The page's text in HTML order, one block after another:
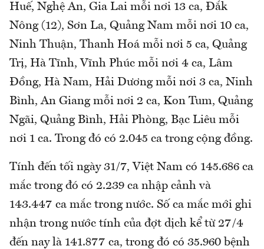
Huế, Nghệ An, Gia Lai mỗi nơi 13 ca, Đắk
Nông (12), Sơn La, Quảng Nam mỗi nơi 10 ca,
Ninh Thuận, Thanh Hoá mỗi nơi 5 ca, Quảng
Trị, Hà Tĩnh, Vĩnh Phúc mỗi nơi 4 ca, Lâm
Đồng, Hà Nam, Hải Dương mỗi nơi 3 ca, Ninh
Bình, An Giang mỗi nơi 2 ca, Kon Tum, Quảng
Ngãi, Quảng Bình, Hải Phòng, Bạc Liêu mỗi
nơi 1 ca. Trong đó có 2.045 ca trong cộng đồng.
Tính đến tối ngày 31/7, Việt Nam có 145.686 ca
mắc trong đó có 2.239 ca nhập cảnh và
143.447 ca mắc trong nước. Số ca mắc mới ghi
nhận trong nước tính của đợt dịch kể từ 27/4
đến nay là 141.877 ca, trong đó có 35.960 bệnh